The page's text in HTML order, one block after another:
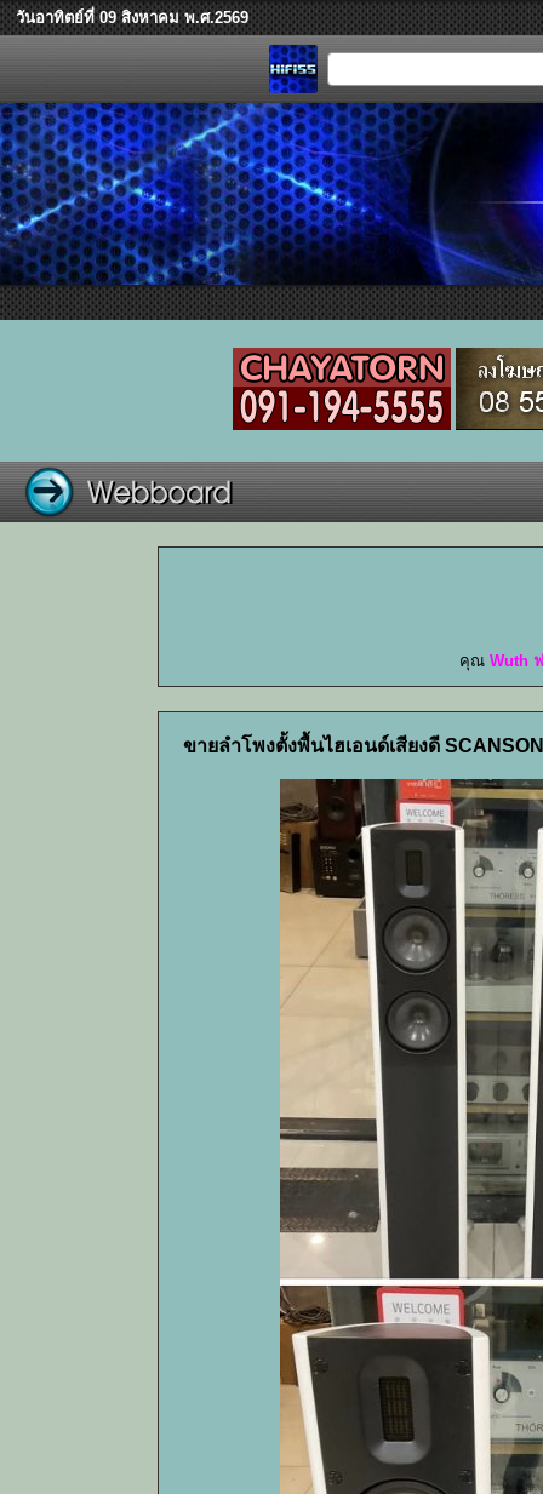
วันอาทิตย์ที่ 09 สิงหาคม พ.ศ.2569
คุณ Wuth
ขายลำโพงตั้งพื้นไฮเอนด์เสียงดี